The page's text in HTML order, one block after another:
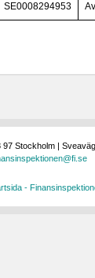
SE0008294953
Stockholm |